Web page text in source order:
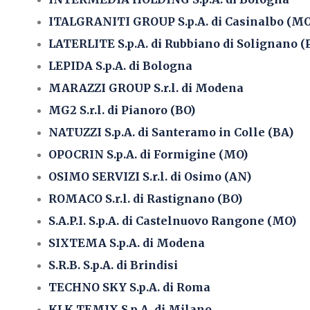
ITALGRANITI GROUP S.p.A. di Casinalbo
LATERLITE S.p.A. di Rubbiano di Solignano
LEPIDA S.p.A. di Bologna
MARAZZI GROUP S.r.l. di Modena
MG2 S.r.l. di Pianoro (BO)
NATUZZI S.p.A. di Santeramo in Colle (BA)
OPOCRIN S.p.A. di Formigine (MO)
OSIMO SERVIZI S.r.l. di Osimo (AN)
ROMACO S.r.l. di Rastignano (BO)
S.A.P.I. S.p.A. di Castelnuovo Rangone (MO)
SIXTEMA S.p.A. di Modena
S.R.B. S.p.A. di Brindisi
TECHNO SKY S.p.A. di Roma